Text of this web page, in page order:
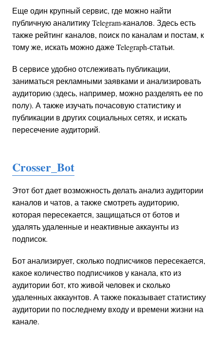
Еще один крупный сервис, где можно найти
публичную аналитику Telegram-каналов. Здесь есть
также рейтинг каналов, поиск по каналам и постам, к
тому же, искать можно даже Telegraph-статьи.
В сервисе удобно отслеживать публикации,
заниматься рекламными заявками и анализировать
аудиторию (здесь, например, можно разделять ее по
полу). А также изучать почасовую статистику и
публикации в других социальных сетях, и искать
пересечение аудиторий.
Crosser_Bot
Этот бот дает возможность делать анализ аудитории
каналов и чатов, а также смотреть аудиторию,
которая пересекается, защищаться от ботов и
удалять удаленные и неактивные аккаунты из
подписок.
Бот анализирует, сколько подписчиков пересекается,
какое количество подписчиков у канала, кто из
аудитории бот, кто живой человек и сколько
удаленных аккаунтов. А также показывает статистику
аудитории по последнему входу и времени жизни на
канале.